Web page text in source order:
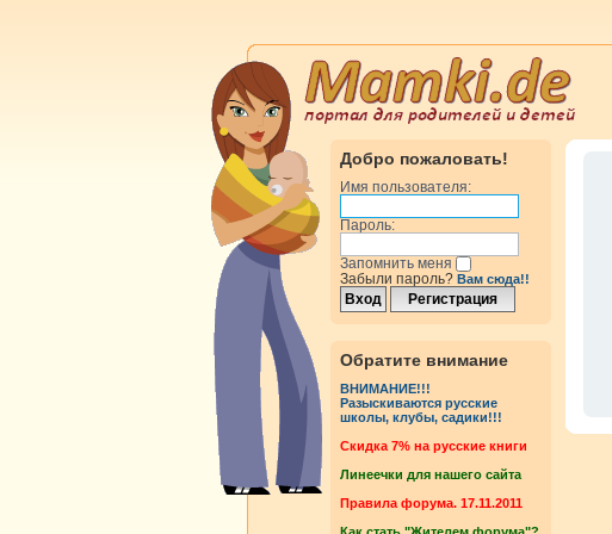
Добро пожаловать!
Имя пользователя:
Пароль:
Запомнить меня
Забыли пароль? Вам сюда!!
Обратите внимание
ВНИМАНИЕ!!!
Разыскиваются русские
школы, клубы, садики!!!
Cкидка 7% на русские книги
Линеечки для нашего сайта
Правила форума. 17.11.2011